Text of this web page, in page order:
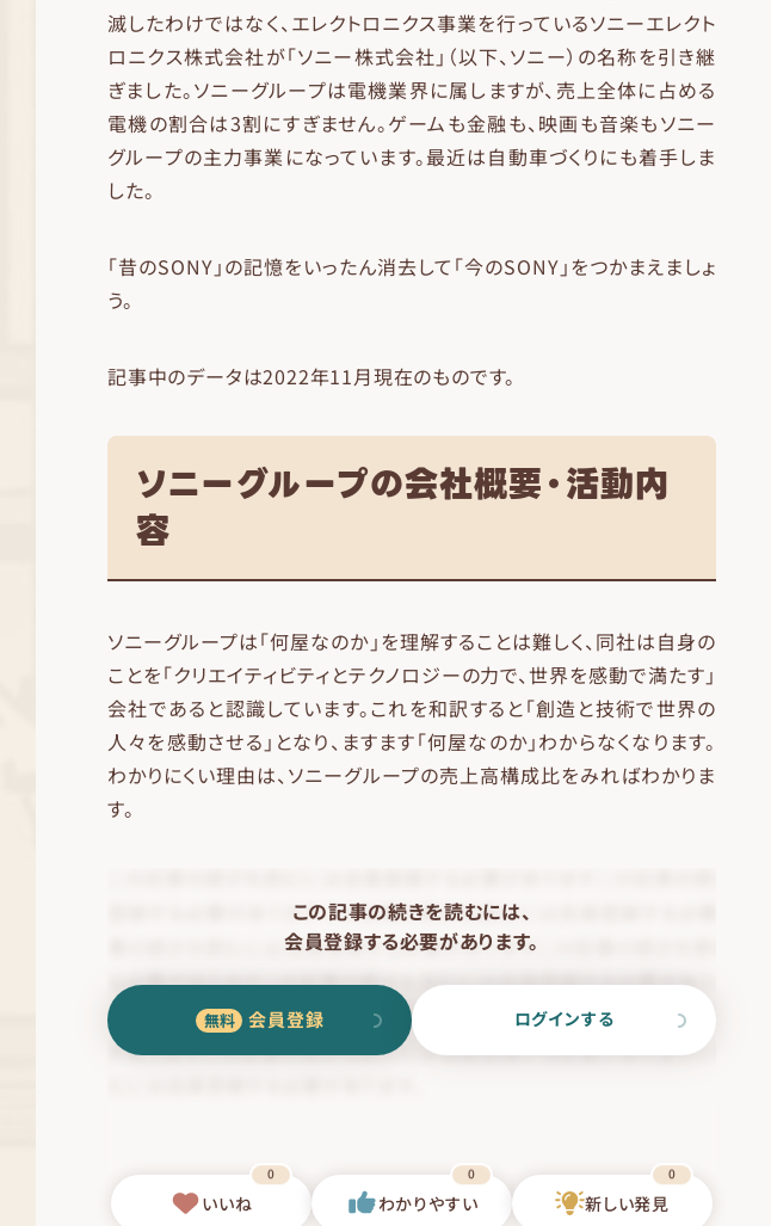
滅したわけではなく、エレクトロニクス事業を行っているソニーエレクト
ロニクス株式会社が「ソニー株式会社」（以下、ソニー）の名称を引き継
ぎました。ソニーグループは電機業界に属しますが、売上全体に占める
電機の割合は3割にすぎません。ゲームも金融も、映画も音楽もソニー
グループの主力事業になっています。最近は自動車づくりにも着手しま
した。
「昔のSONY」の記憶をいったん消去して「今のSONY」をつかまえましょ
う。
記事中のデータは2022年11月現在のものです。
ソニーグループの会社概要・活動内
容
ソニーグループは「何屋なのか」を理解することは難しく、同社は自身の
ことを「クリエイティビティとテクノロジーの力で、世界を感動で満たす」
会社であると認識しています。これを和訳すると「創造と技術で世界の
人々を感動させる」となり、ますます「何屋なのか」わからなくなります。
わかりにくい理由は、ソニーグループの売上高構成比をみればわかりま
す。
この記事の続きを読むには、
会員登録する必要があります。
会員登録 ログインする
いいね
0
わかりやすい
0
新しい発見
0